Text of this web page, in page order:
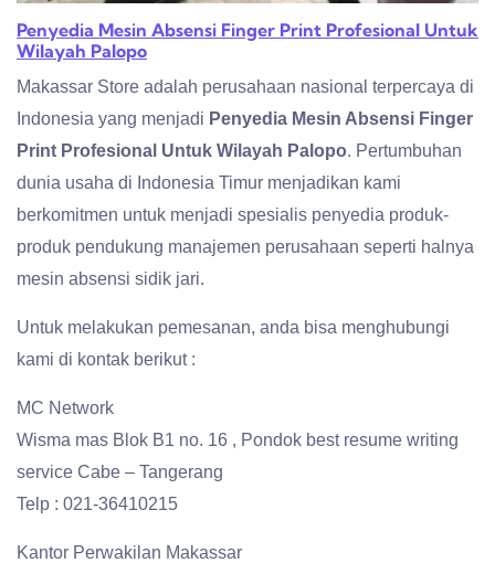
Penyedia Mesin Absensi Finger Print Profesional Untuk
Wilayah Palopo
Makassar Store adalah perusahaan nasional terpercaya di
Indonesia yang menjadi Penyedia Mesin Absensi Finger
Print Profesional Untuk Wilayah Palopo. Pertumbuhan
dunia usaha di Indonesia Timur menjadikan kami
berkomitmen untuk menjadi spesialis penyedia produk-
produk pendukung manajemen perusahaan seperti halnya
mesin absensi sidik jari.
Untuk melakukan pemesanan, anda bisa menghubungi
kami di kontak berikut :
MC Network
Wisma mas Blok B1 no. 16 , Pondok best resume writing
service Cabe – Tangerang
Telp : 021-36410215
Kantor Perwakilan Makassar